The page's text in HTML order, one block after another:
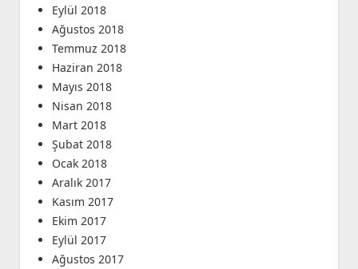
Eylül 2018
Ağustos 2018
Temmuz 2018
Haziran 2018
Mayıs 2018
Nisan 2018
Mart 2018
Şubat 2018
Ocak 2018
Aralık 2017
Kasım 2017
Ekim 2017
Eylül 2017
Ağustos 2017